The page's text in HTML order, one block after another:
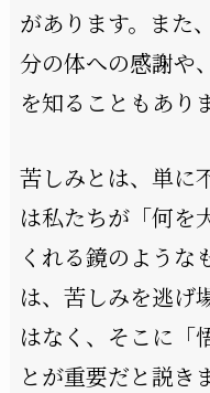
があります。また
分の体への感謝や
を知ることもあり
苦しみとは、単に
は私たちが「何を
くれる鏡のような
は、苦しみを逃げ
はなく、そこに「
とが重要だと説き